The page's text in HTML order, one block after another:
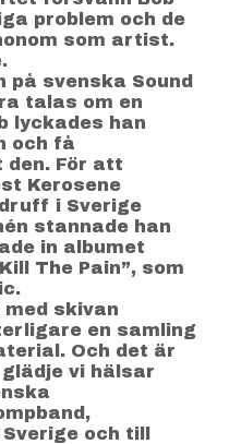
problem och de
som artist.
på svenska Sound
talas om en
lyckades han
och få
För att
Kerosene
i Sverige
stannade han
in albumet
The Pain”, som
skivan
en samling
Och det är
vi hälsar
och till